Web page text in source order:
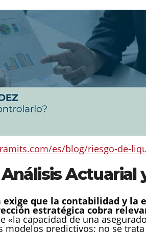
es/blog/riesgo-de-
Análisis Actuarial
exige que la contabilidad y la
estratégica cobra
«la capacidad de una
modelos predictivos; no se